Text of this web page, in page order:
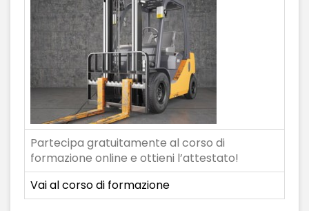
Partecipa gratuitamente al corso di
formazione online e ottieni l’attestato!
Vai al corso di formazione